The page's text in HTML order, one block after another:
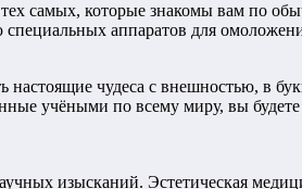
самых, которые знакомы вам по
аппаратов для
чудеса с внешностью, в
учёными по всему миру, вы будете
изысканий. Эстетическая